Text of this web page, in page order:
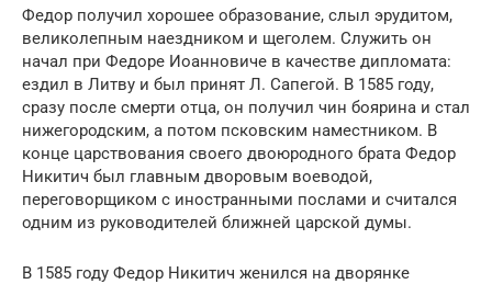
Федор получил хорошее образование, слыл эрудитом,
великолепным наездником и щеголем. Служить он
начал при Федоре Иоанновиче в качестве дипломата:
ездил в Литву и был принят Л. Сапегой. В 1585 году,
сразу после смерти отца, он получил чин боярина и стал
нижегородским, а потом псковским наместником. В
конце царствования своего двоюродного брата Федор
Никитич был главным дворовым воеводой,
переговорщиком с иностранными послами и считался
одним из руководителей ближней царской думы.
В 1585 году Федор Никитич женился на дворянке